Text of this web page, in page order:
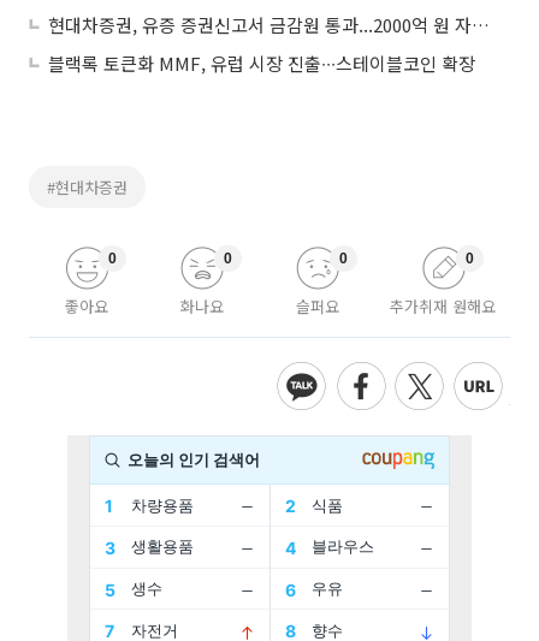
현대차증권, 유증 증권신고서 금감원 통과...2000억 원 자금조달 ‘청신호’
블랙록 토큰화 MMF, 유럽 시장 진출∙∙∙스테이블코인 확장
#현대차증권
좋아요
0
화나요
0
슬퍼요
0
추가취재 원해요
0